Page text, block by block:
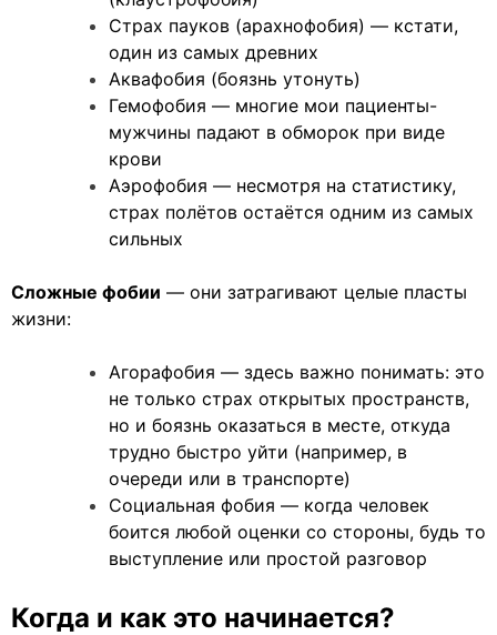
Страх пауков (арахнофобия) — кстати,
один из самых древних
Аквафобия (боязнь утонуть)
Гемофобия — многие мои пациенты-
мужчины падают в обморок при виде
крови
Аэрофобия — несмотря на статистику,
страх полётов остаётся одним из самых
сильных
Сложные фобии — они затрагивают целые пласты
жизни:
Агорафобия — здесь важно понимать: это
не только страх открытых пространств,
но и боязнь оказаться в месте, откуда
трудно быстро уйти (например, в
очереди или в транспорте)
Социальная фобия — когда человек
боится любой оценки со стороны, будь то
выступление или простой разговор
Когда и как это начинается?